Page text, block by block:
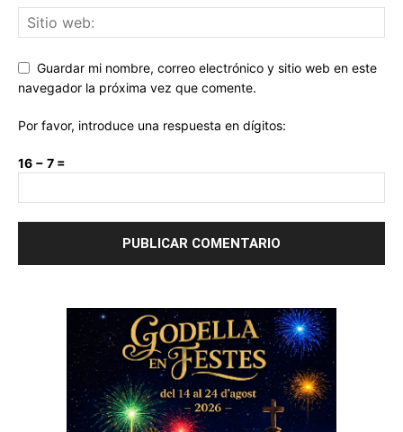
Guardar mi nombre, correo electrónico y sitio web en este
navegador la próxima vez que comente.
Por favor, introduce una respuesta en dígitos:
16 − 7 =